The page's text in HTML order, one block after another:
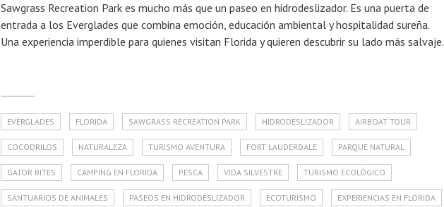
Sawgrass Recreation Park es mucho más que un paseo en hidrodeslizador. Es una puerta de
entrada a los Everglades que combina emoción, educación ambiental y hospitalidad sureña.
Una experiencia imperdible para quienes visitan Florida y quieren descubrir su lado más salvaje.
EVERGLADES FLORIDA SAWGRASS RECREATION PARK HIDRODESLIZADOR AIRBOAT TOUR
COCODRILOS NATURALEZA TURISMO AVENTURA FORT LAUDERDALE PARQUE NATURAL
GATOR BITES CAMPING EN FLORIDA PESCA VIDA SILVESTRE TURISMO ECOLÓGICO
SANTUARIOS DE ANIMALES PASEOS EN HIDRODESLIZADOR ECOTURISMO EXPERIENCIAS EN FLORIDA